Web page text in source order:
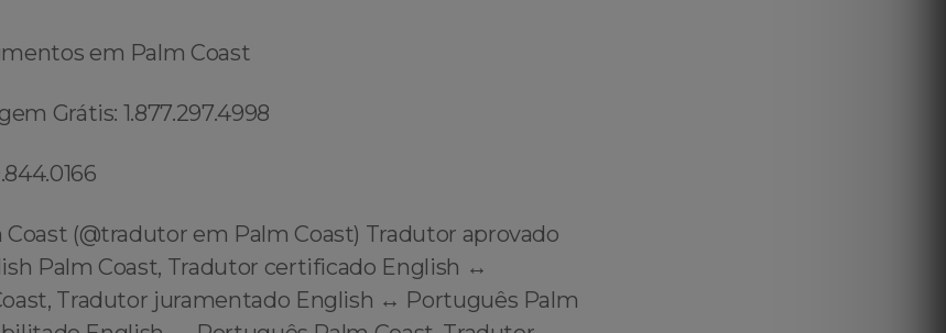
em Palm Coast
Grátis: 1.877.297.4998
(@tradutor em Palm Coast) Tradutor aprovado
Palm Coast, Tradutor certificado English ↔️
Tradutor juramentado English ↔️ Português Palm